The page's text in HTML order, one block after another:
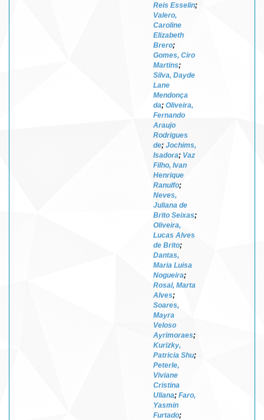
Reis Esselin;
Valero,
Caroline
Elizabeth
Brero;
Gomes, Ciro
Martins;
Silva, Dayde
Lane
Mendonça
da; Oliveira,
Fernando
Araujo
Rodrigues
de; Jochims,
Isadora; Vaz
Filho, Ivan
Henrique
Ranulfo;
Neves,
Juliana de
Brito Seixas;
Oliveira,
Lucas Alves
de Brito;
Dantas,
Maria Luisa
Nogueira;
Rosal, Marta
Alves;
Soares,
Mayra
Veloso
Ayrimoraes;
Kurizky,
Patricia Shu;
Peterle,
Viviane
Cristina
Uliana; Faro,
Yasmin
Furtado;